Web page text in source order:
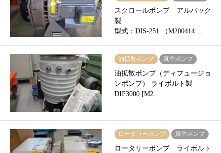
スクロールポンプ アルバック
製
型式：DIS-251 （M200414…
油拡散ポンプ 真空ポンプ
油拡散ポンプ（ディフュージョ
ンポンプ） ライボルト製
DIP3000 [M2…
ロータリーポンプ 真空ポンプ
ロータリーポンプ ライボルト